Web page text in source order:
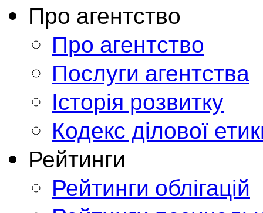
Про агентство
Про агентство
Послуги агентства
Історія розвитку
Кодекс ділової
Рейтинги
Рейтинги облігацій